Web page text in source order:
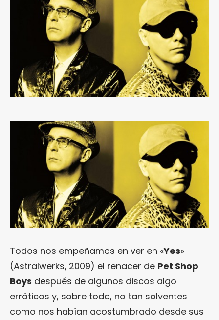
Todos nos empeñamos en ver en «Yes»
(Astralwerks, 2009) el renacer de Pet Shop
Boys después de algunos discos algo
erráticos y, sobre todo, no tan solventes
como nos habían acostumbrado desde sus